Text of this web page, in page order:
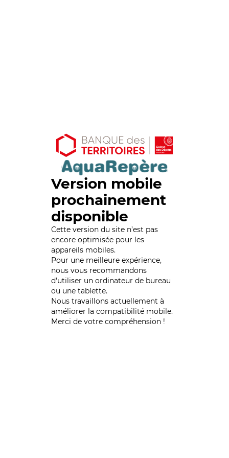
Version mobile
prochainement
disponible
Cette version du site n’est pas
encore optimisée pour les
appareils mobiles.
Pour une meilleure expérience,
nous vous recommandons
d'utiliser un ordinateur de bureau
ou une tablette.
Nous travaillons actuellement à
améliorer la compatibilité mobile.
Merci de votre compréhension !